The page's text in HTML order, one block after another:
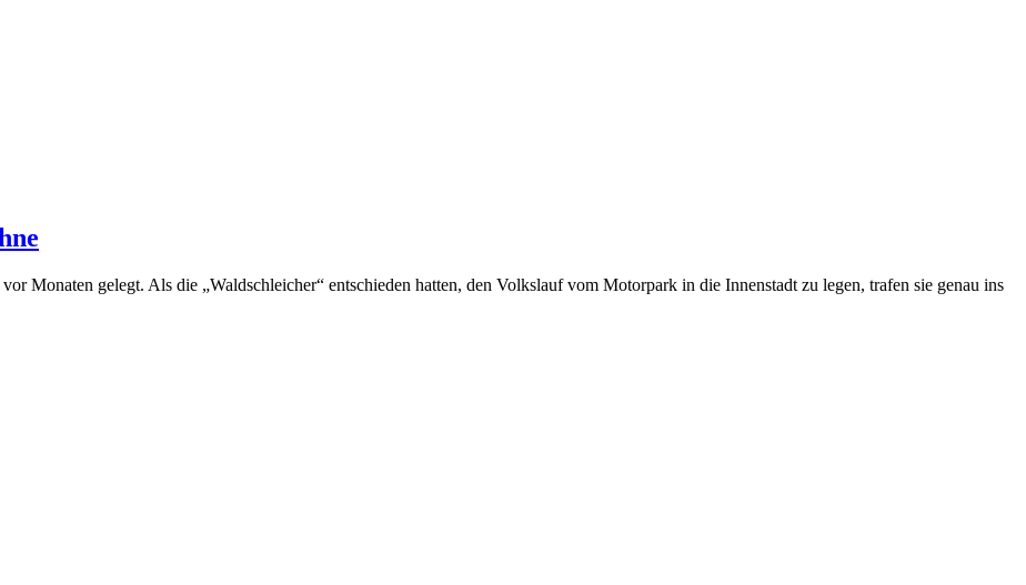
Monaten gelegt. Als die „Waldschleicher“ entschieden hatten, den Volkslauf vom Motorpark in die Innenstadt zu legen, trafen sie genau ins